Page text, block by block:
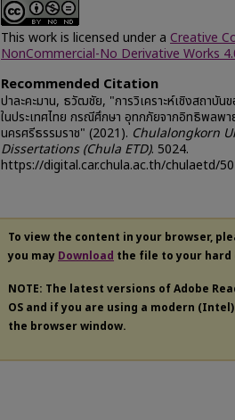
This work is licensed under a Creative
NonCommercial-No Derivative Works
Recommended Citation
ปาละคะมาน, ธวัฒชัย, "การวิเคราะห์เชิงสถาบั
ในประเทศไทย กรณีศึกษา อุทกภัยจากอิทธิพลพ
นครศรีธรรมราช" (2021). Chulalongkorn
Dissertations (Chula ETD). 5024.
https://digital.car.chula.ac.th/chulaetd/
To view the content in your browser,
you may Download the file to your hard
NOTE: The latest versions of Adobe
OS and if you are using a modern
the browser window.